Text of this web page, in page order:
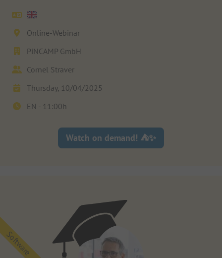
Online-Webinar
PiNCAMP GmbH
Cornel Straver
Thursday, 10/04/2025
EN - 11:00h
Watch on demand! ⛺✨
Software